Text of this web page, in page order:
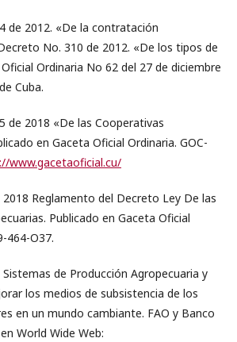
de 2012. «De la contratación
No. 310 de 2012. «De los tipos de
Ordinaria No 62 del 27 de diciembre
Cuba.
de 2018 «De las Cooperativas
en Gaceta Oficial Ordinaria. GOC-
www.gacetaoficial.cu/
Reglamento del Decreto Ley De las
Publicado en Gaceta Oficial
464-O37.
Sistemas de Producción Agropecuaria y
los medios de subsistencia de los
en un mundo cambiante. FAO y Banco
World Wide Web: